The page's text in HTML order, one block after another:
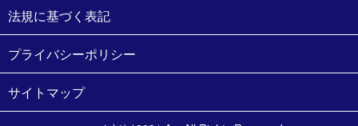
法規に基づく表記
プライバシーポリシー
サイトマップ